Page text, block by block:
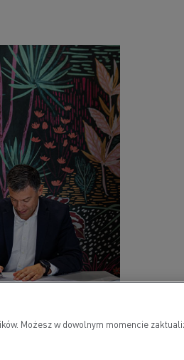
Możesz w dowolnym momencie